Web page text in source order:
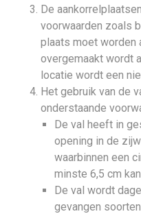
De
voorwaarden zoals
plaats moet worden
overgemaakt wordt
locatie wordt een
Het gebruik van de
onderstaande
De val heeft in
opening in de
waarbinnen een
minste 6,5 cm
De val wordt
gevangen